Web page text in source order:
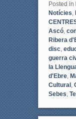
Posted in
Notícies,
Ascó,
Ribera
disc,
guerra
la
d'Ebre,
Cultural ,
Sebes,